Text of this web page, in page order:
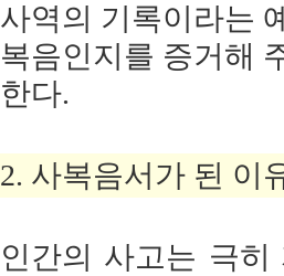
사역의 기록이라는
복음인지를 증거해
한다.
2. 사복음서가 된 이
인간의 사고는 극